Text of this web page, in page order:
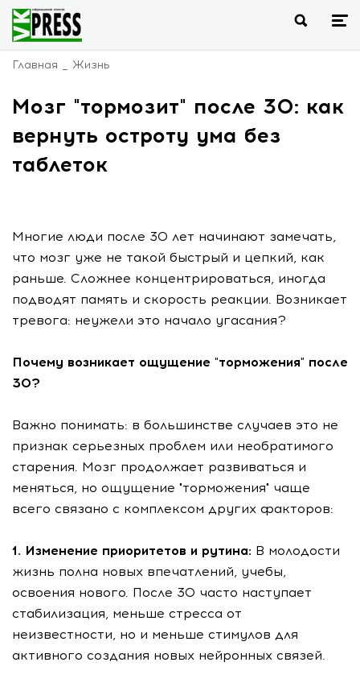
Главная Жизнь
Мозг "тормозит" после 30: как
вернуть остроту ума без
таблеток
Многие люди после 30 лет начинают замечать,
что мозг уже не такой быстрый и цепкий, как
раньше. Сложнее концентрироваться, иногда
подводят память и скорость реакции. Возникает
тревога: неужели это начало угасания?
Почему возникает ощущение "торможения" после
30?
Важно понимать: в большинстве случаев это не
признак серьезных проблем или необратимого
старения. Мозг продолжает развиваться и
меняться, но ощущение "торможения" чаще
всего связано с комплексом других факторов:
1. Изменение приоритетов и рутина: В молодости
жизнь полна новых впечатлений, учебы,
освоения нового. После 30 часто наступает
стабилизация, меньше стресса от
неизвестности, но и меньше стимулов для
активного создания новых нейронных связей.